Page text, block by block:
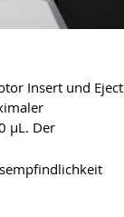
Insert und Eject
µL. Der